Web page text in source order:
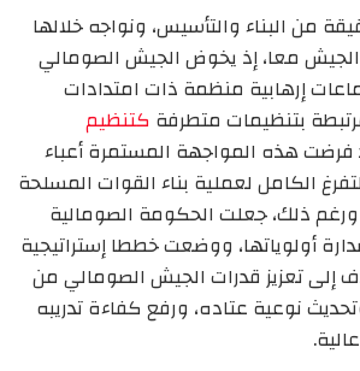
من البناء والتأسيس، ونواجه خلالها
الجيش معا، إذ يخوض الجيش الصومالي
إرهابية منظمة ذات امتدادات
بتنظيمات متطرفة كتنظيم
هذه المواجهة المستمرة أعباء
الكامل لعملية بناء القوات المسلحة
ورغم ذلك، جعلت الحكومة الصومالية
أولوياتها، ووضعت خططا إستراتيجية
إلى تعزيز قدرات الجيش الصومالي من
نوعية عتاده، ورفع كفاءة تدريبه